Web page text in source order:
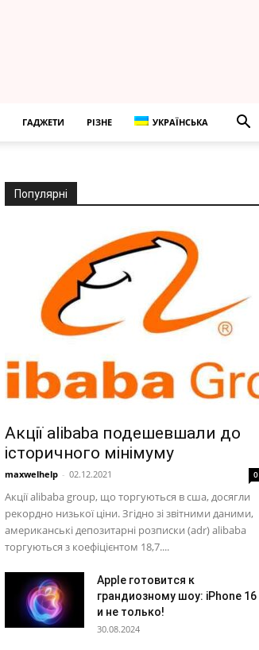
ГАДЖЕТИ РІЗНЕ УКРАЇНСЬКА
Популярні
Акції alibaba подешевшали до
історичного мінімуму
maxwelhelp - 02.12.2021 0
Акції alibaba group, що торгуються в сша, досягли
рекордно низької ціни. Згідно зі звітними даними,
американські депозитарні розписки (adr) alibaba
торгуються з коефіцієнтом 18,7....
Apple готовится к
грандиозному шоу: iPhone 16
и не только!
30.08.2024